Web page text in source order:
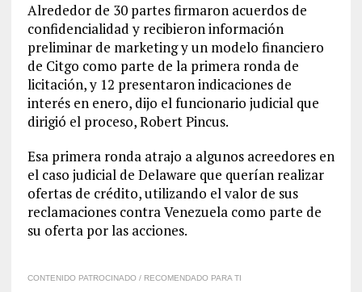
Alrededor de 30 partes firmaron acuerdos de
confidencialidad y recibieron información
preliminar de marketing y un modelo financiero
de Citgo como parte de la primera ronda de
licitación, y 12 presentaron indicaciones de
interés en enero, dijo el funcionario judicial que
dirigió el proceso, Robert Pincus.
Esa primera ronda atrajo a algunos acreedores en
el caso judicial de Delaware que querían realizar
ofertas de crédito, utilizando el valor de sus
reclamaciones contra Venezuela como parte de
su oferta por las acciones.
CONTENIDO PATROCINADO / RECOMENDADO PARA TI